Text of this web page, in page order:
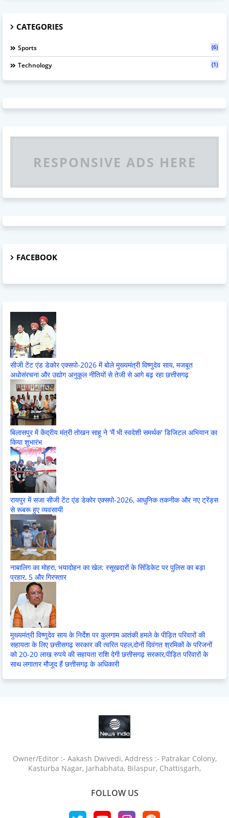
CATEGORIES
Sports (6)
Technology (1)
RESPONSIVE ADS HERE
FACEBOOK
सीजी टेंट एंड डेकोर एक्सपो-2026 में बोले मुख्यमंत्री विष्णुदेव साय, मजबूत
अधोसंरचना और उद्योग अनुकूल नीतियों से तेजी से आगे बढ़ रहा छत्तीसगढ़
बिलासपुर में केंद्रीय मंत्री तोखन साहू ने 'मैं भी स्वदेशी समर्थक' डिजिटल अभियान का
किया शुभारंभ
रायपुर में सजा सीजी टेंट एंड डेकोर एक्सपो-2026, आधुनिक तकनीक और नए ट्रेंड्स
से रूबरू हुए व्यवसायी
नाबालिग का मोहरा, भयादोहन का खेल: रसूखदारों के सिंडिकेट पर पुलिस का बड़ा
प्रहार, 5 और गिरफ्तार
मुख्यमंत्री विष्णुदेव साय के निर्देश पर कुलगाम आतंकी हमले के पीड़ित परिवारों की
सहायता के लिए छत्तीसगढ़ सरकार की त्वरित पहल,दोनों दिवंगत श्रमिकों के परिजनों
को 20-20 लाख रुपये की सहायता राशि देगी छत्तीसगढ़ सरकार,पीड़ित परिवारों के
साथ लगातार मौजूद हैं छत्तीसगढ़ के अधिकारी
Owner/Editor :- Aakash Dwivedi, Address :- Patrakar Colony,
Kasturba Nagar, Jarhabhata, Bilaspur, Chattisgarh,
FOLLOW US